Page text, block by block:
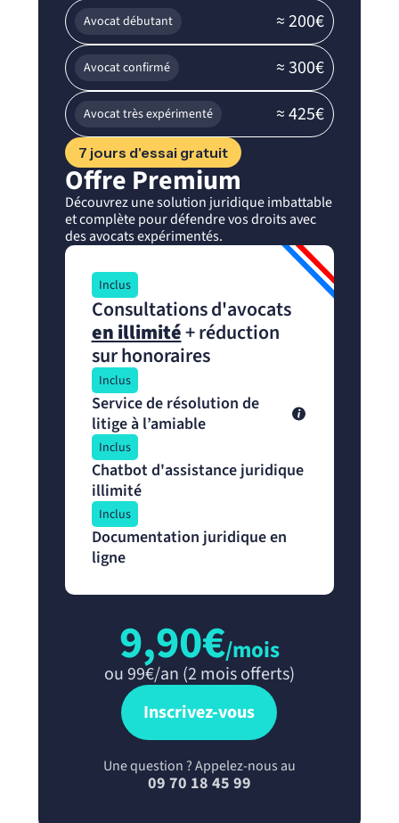
Avocat débutant ≈ 200€
Avocat confirmé ≈ 300€
Avocat très expérimenté ≈ 425€
7 jours d'essai gratuit
Offre Premium
Découvrez une solution juridique imbattable
et complète pour défendre vos droits avec
des avocats expérimentés.
Consultations d'avocats
en illimité+ réduction
sur honoraires
Inclus
Service de résolution de
litige à l’amiable
Inclus
Chatbot d'assistance juridique
illimité
Inclus
Documentation juridique en
ligne
Inclus
9,90€/mois
ou 99€/an (2 mois offerts)
Inscrivez-vous
Une question ? Appelez-nous au
09 70 18 45 99